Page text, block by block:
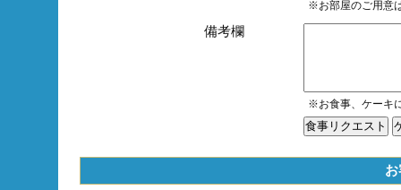
※お部屋のご用意
備考欄
※お食事、ケーキ